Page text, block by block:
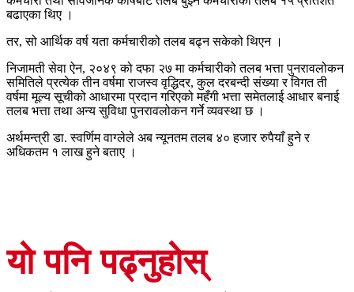
बढाएका थिए ।
तर, सो आर्थिक वर्ष यता कर्मचारीको तलब बढ्न सकेको थिएन ।
निजामती सेवा ऐन, २०४९ को दफा २७ मा कर्मचारीको तलब भत्ता पुनरावलोकन
समितिले प्रत्येक तीन वर्षमा राजस्व वृद्धिदर, कुल दरबन्दी संख्या र विगत ती
वर्षमा मूल्य सूचीको आधारमा प्रदान गरिएको महँगी भत्ता समेतलाई आधार बनाई
तलब भत्ता तथा अन्य सुविधा पुनरावलोकन गर्ने व्यवस्था छ ।
अर्थमन्त्री डा. स्वर्णिम वाग्लेले अब न्यूनतम तलब ४० हजार रुपैयाँ हुने र
अधिकतम १ लाख हुने बताए ।
यो पनि पढ्नुहोस्